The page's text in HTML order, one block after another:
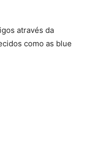
através da
como as blue